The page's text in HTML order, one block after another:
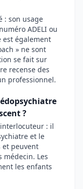
: son usage
ADELI ou
est également
» ne sont
se fait sur
recense des
professionnel.
?
: il
et le
et peuvent
médecin. Les
les enfants